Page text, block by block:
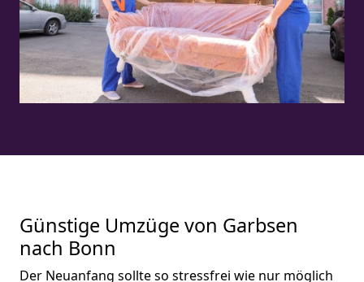
Günstige Umzüge von Garbsen
nach Bonn
Der Neuanfang sollte so stressfrei wie nur möglich